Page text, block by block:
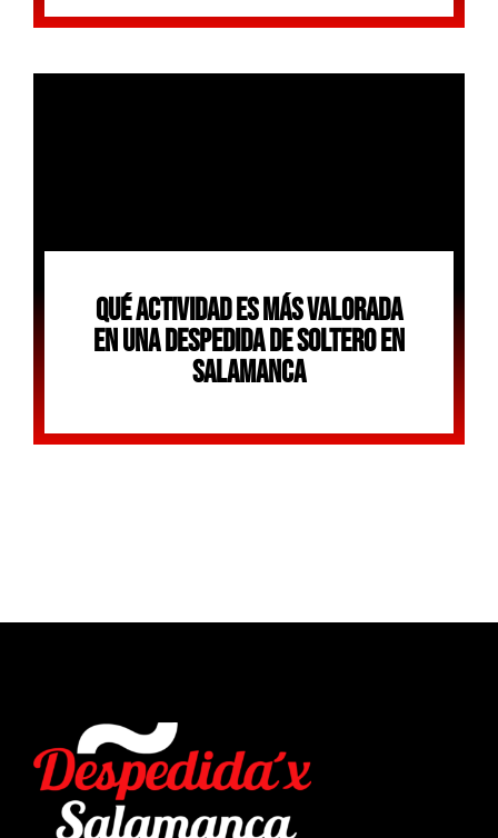
Qué Actividad Es Más Valorada
En Una Despedida De Soltero En
Salamanca